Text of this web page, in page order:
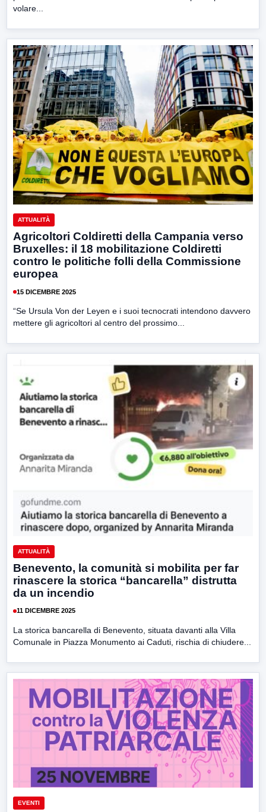
volare...
ATTUALITÀ
Agricoltori Coldiretti della Campania verso
Bruxelles: il 18 mobilitazione Coldiretti
contro le politiche folli della Commissione
europea
15 DICEMBRE 2025
“Se Ursula Von der Leyen e i suoi tecnocrati intendono davvero
mettere gli agricoltori al centro del prossimo...
ATTUALITÀ
Benevento, la comunità si mobilita per far
rinascere la storica “bancarella” distrutta
da un incendio
11 DICEMBRE 2025
La storica bancarella di Benevento, situata davanti alla Villa
Comunale in Piazza Monumento ai Caduti, rischia di chiudere...
EVENTI